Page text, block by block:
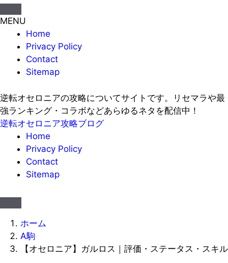
MENU
Home
Privacy Policy
Contact
Sitemap
逆転オセロニアの攻略についてサイトです。リセマラや最
強ランキング・コラボなどあらゆるネタを配信中！
逆転オセロニア攻略ブログ
Home
Privacy Policy
Contact
Sitemap
ホーム
A駒
【オセロニア】ガルロス｜評価・ステータス・スキル